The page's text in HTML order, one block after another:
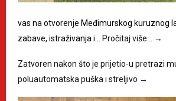
vas na otvorenje Međimurskog kuruznog
zabave, istraživanja i…
Pročitaj više… →
Zatvoren nakon što je prijetio-u pretrazi
poluautomatska puška i streljivo →